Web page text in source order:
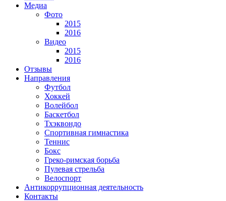
Медиа
Фото
2015
2016
Видео
2015
2016
Отзывы
Направления
Футбол
Хоккей
Волейбол
Баскетбол
Тхэквондо
Спортивная гимнастика
Теннис
Бокс
Греко-римская борьба
Пулевая стрельба
Велоспорт
Антикоррупционная деятельность
Контакты